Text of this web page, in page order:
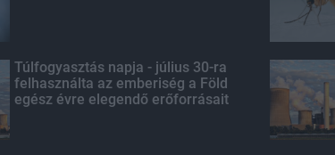
Túlfogyasztás napja - július 30-ra
felhasználta az emberiség a Föld
egész évre elegendő erőforrásait